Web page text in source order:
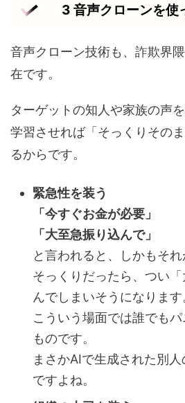
3 音声クローンを使
音声クローン技術も、詐欺界
在です。
ターゲットの知人や家族の声
学習させれば「そっくりその
るからです。
緊急性を装う
「今すぐお金が必要」
「大至急振り込んで」
と言われると、しかもそ
そっくりだったら、つい
んでしまいそうになります
こういう場面では誰でも
ものです。
まさかAIで生成された別
ですよね。